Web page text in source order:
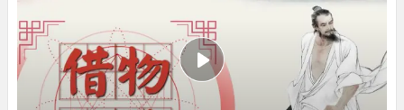
日暮佳人：江淹《拟休上人怨别》：日暮碧云合，佳人殊未来。
杜若：香草名。《楚辞九歌湘君》：采芳洲兮杜若。
遇合：得到君主的赏识。
磬：古时一种打击乐器。